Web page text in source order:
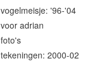
vogelmeisje: '96-'04
voor adrian
foto's
tekeningen: 2000-02